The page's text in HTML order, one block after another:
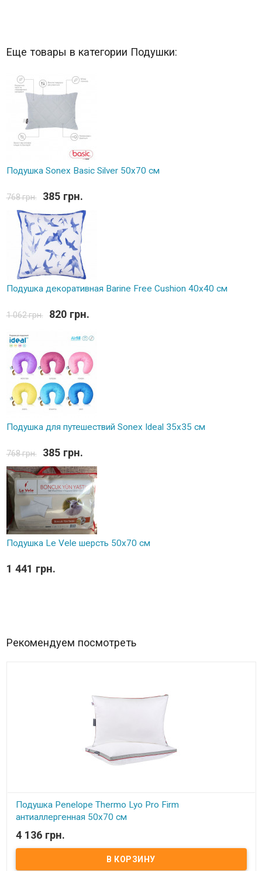
Еще товары в категории Подушки:
Подушка Sonex Basic Silver 50х70 см
768 грн. 385 грн.
Подушка декоративная Barine Free Cushion 40x40 см
1 062 грн. 820 грн.
Подушка для путешествий Sonex Ideal 35x35 см
768 грн. 385 грн.
Подушка Le Vele шерсть 50x70 см
1 441 грн.
Рекомендуем посмотреть
Подушка Penelope Thermo Lyo Pro Firm
антиаллергенная 50х70 см
В наличии
Подушка Penelope - Tencelia Fine антиаллергенная 50х70 см
Размер: 50х70+2,5 см Наполнитель: 100% нановолокно
4 136 грн.